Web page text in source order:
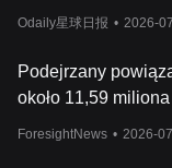
Odaily星球日报 • 2026-
Podejrzany
około 11,59
ForesightNews • 2026-